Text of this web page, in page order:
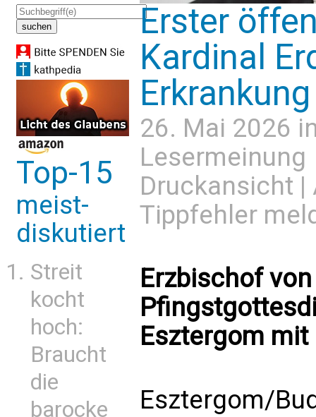
Top-15
meist-
diskutiert
Streit
kocht
hoch:
Braucht
die
barocke
Erster
Kardinal
Erkrankung
26. Mai 2026
Lesermeinung
Druckansicht |
Tippfehler
Erzbischof
Esztergom mit
Esztergom/